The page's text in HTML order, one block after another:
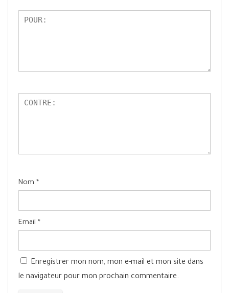
Nom *
Email *
Enregistrer mon nom, mon e-mail et mon site dans
le navigateur pour mon prochain commentaire.